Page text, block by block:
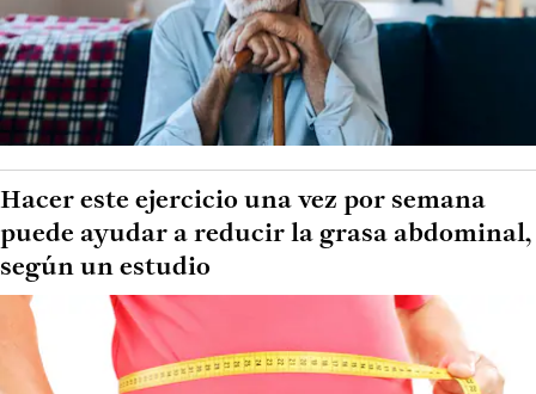
Hacer este ejercicio una vez por semana
puede ayudar a reducir la grasa abdominal,
según un estudio